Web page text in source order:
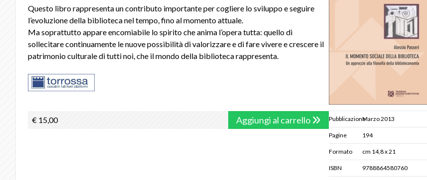
Questo libro rappresenta un contributo importante per cogliere lo sviluppo e seguire
l’evoluzione della biblioteca nel tempo, fino al momento attuale.
Ma soprattutto appare encomiabile lo spirito che anima l’opera tutta: quello di
sollecitare continuamente le nuove possibilità di valorizzare e di fare vivere e crescere il
patrimonio culturale di tutti noi, che il mondo della biblioteca rappresenta.
€ 15,00 Aggiungi al carrello PubblicazioneMarzo 2013
Pagine 194
Formato cm 14,8 x 21
ISBN 9788864580760